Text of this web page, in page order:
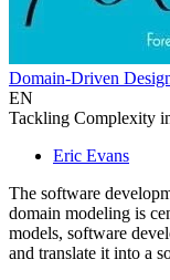
Domain-Driven
EN
Tackling Complexity
Eric Evans
The software
domain modeling is
models, software
and translate it into a